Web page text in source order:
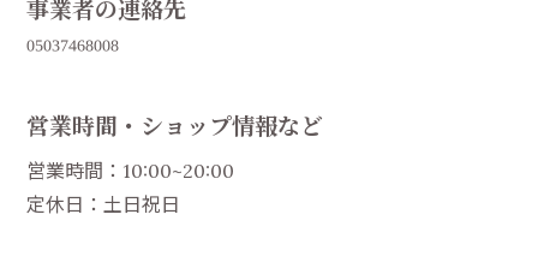
事業者の連絡先
営業時間・ショップ情報など
営業時間：10:00~20:00
定休日：土日祝日